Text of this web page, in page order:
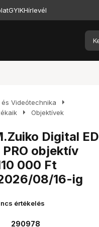
GYIKHírlevél
és Videótechnika arrow_right
arrow_right Objektívek
Digital ED
PRO objektív
000 Ft
08/16-ig
értékelés
290978